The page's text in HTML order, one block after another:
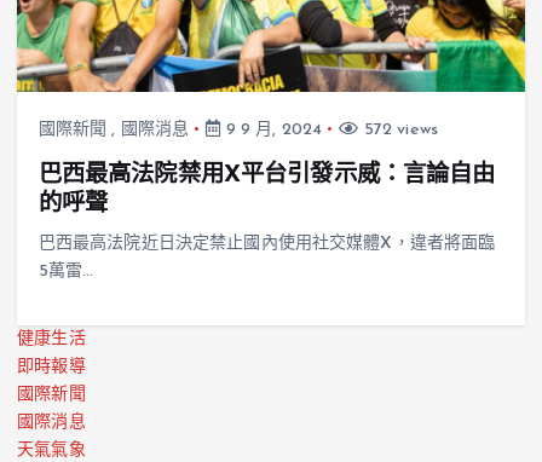
國際新聞 , 國際消息 9 9 月, 2024 572 views
巴西最高法院禁用X平台引發示威：言論自由
的呼聲
巴西最高法院近日決定禁止國內使用社交媒體X，違者將面臨
5萬雷…
健康生活
即時報導
國際新聞
國際消息
天氣氣象